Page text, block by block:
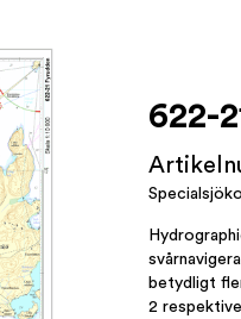
622-
betydligt
2